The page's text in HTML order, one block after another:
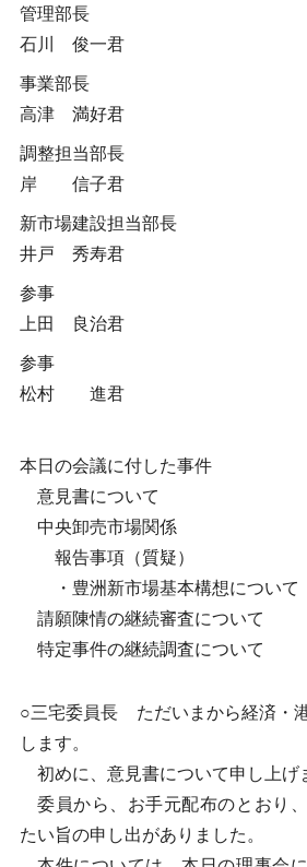
管理部長
石川 俊一君
事業部長
高津 満好君
調整担当部長
岸 信子君
新市場建設担当部長
井戸 秀寿君
参事
上田 良治君
参事
松村 進君
本日の会議に付した事件
意見書について
中央卸売市場関係
報告事項（質疑）
・豊洲新市場基本構想について
請願陳情の継続審査について
特定事件の継続調査について
○三宅委員長 ただいまから経済・
します。
初めに、意見書について申し上げ
委員から、お手元配布のとおり
たい旨の申し出がありました。